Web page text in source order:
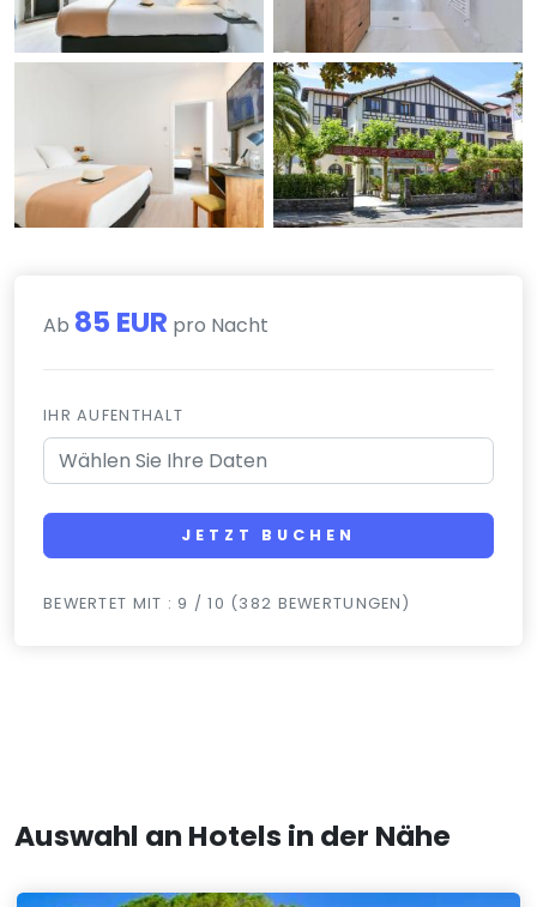
Ab 85 EUR pro Nacht
IHR AUFENTHALT
JETZT BUCHEN
BEWERTET MIT : 9 / 10 (382 BEWERTUNGEN)
Auswahl an Hotels in der Nähe